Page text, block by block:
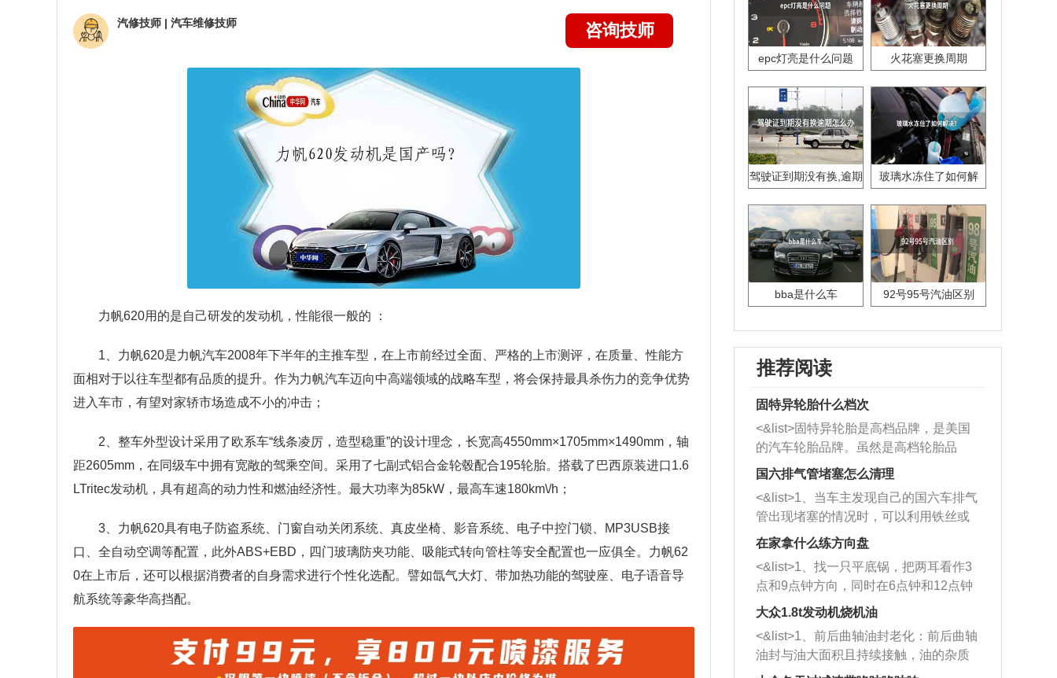
汽修技师 | 汽车维修技师 咨询技师
力帆620用的是自己研发的发动机，性能很一般的 ：
1、力帆620是力帆汽车2008年下半年的主推车型，在上市前经过全面、严格的上市测评，在质量、性能方
面相对于以往车型都有品质的提升。作为力帆汽车迈向中高端领域的战略车型，将会保持最具杀伤力的竞争优势
进入车市，有望对家轿市场造成不小的冲击；
2、整车外型设计采用了欧系车“线条凌厉，造型稳重”的设计理念，长宽高4550mm×1705mm×1490mm，轴
距2605mm，在同级车中拥有宽敞的驾乘空间。采用了七副式铝合金轮毂配合195轮胎。搭载了巴西原装进口1.6
LTritec发动机，具有超高的动力性和燃油经济性。最大功率为85kW，最高车速180km\/h；
3、力帆620具有电子防盗系统、门窗自动关闭系统、真皮坐椅、影音系统、电子中控门锁、MP3USB接
口、全自动空调等配置，此外ABS+EBD，四门玻璃防夹功能、吸能式转向管柱等安全配置也一应俱全。力帆62
0在上市后，还可以根据消费者的自身需求进行个性化选配。譬如氙气大灯、带加热功能的驾驶座、电子语音导
航系统等豪华高挡配。
epc灯亮是什么问题 火花塞更换周期
驾驶证到期没有换,逾期
玻璃水冻住了如何解
bba是什么车 92号95号汽油区别
推荐阅读
固特异轮胎什么档次
<&list>固特异轮胎是高档品牌，是美国
的汽车轮胎品牌。虽然是高档轮胎品
牌，但是中高低端的轮胎都有生产，这
也是为了更好的开拓市场。
国六排气管堵塞怎么清理
<&list>1、当车主发现自己的国六车排气
管出现堵塞的情况时，可以利用铁丝或
者是细棍，直接将杂物给取出来，如果
堵塞情况比较严重，也可以采取应急措
施。 <&list>2、直接利用木棍将所有的
杂物推到排气管里面的位置处，然后将
三元催化器拆解开，就可以将堵塞的东
西取出来。但如果是因为积碳过多引起
的堵塞，就需要将三元催化器泡在草酸
在家拿什么练方向盘
<&list>1、找一只平底锅，把两耳看作3
点和9点钟方向，同时在6点钟和12点钟
方向做一个标记。 <&list>2、双手握住
一圈半的练习，往右同样也要打相同的
圈数。 <&list>3、最后强调要反复练
大众1.8t发动机烧机油
<&list>1、前后曲轴油封老化：前后曲轴
油封与油大面积且持续接触，油的杂质
和发动机内持续温度变化使其密封效果